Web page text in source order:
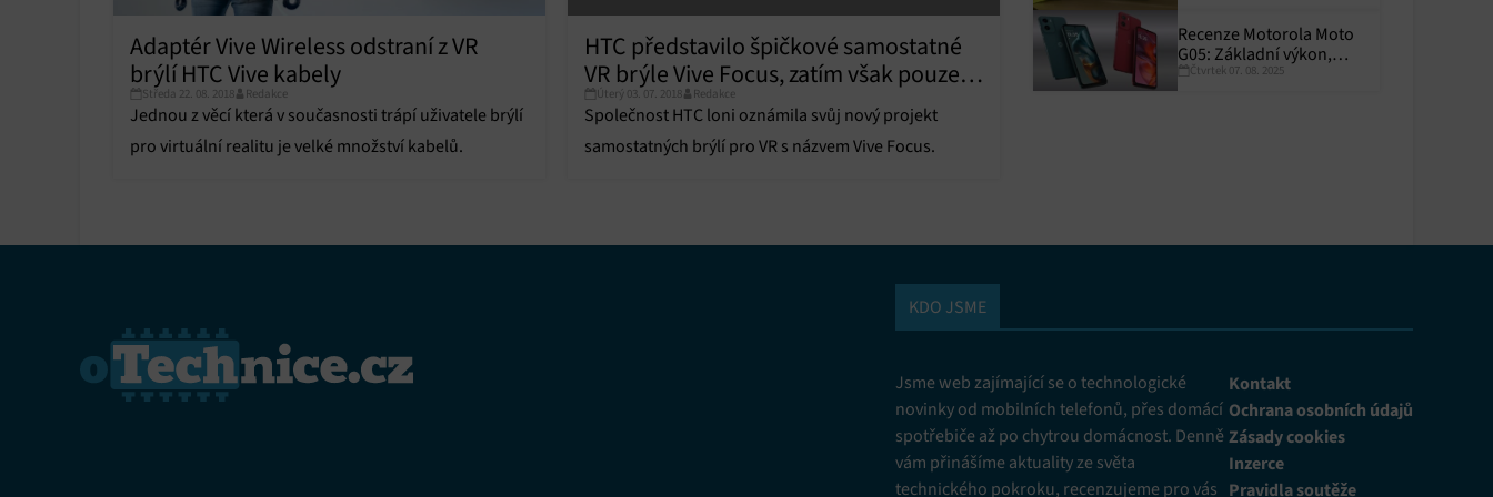
Funkce Vždy aktivní
Přiřazování a kombinování údajů z jiných zdrojů údajů, Propojení různých
zařízení, Identifikace zařízení na základě automaticky přenášených informací.
Zajištění bezpečnosti, předcházení a zjišťování podvodů a odstraňování chyb,
Adaptér Vive Wireless odstraní z VR
brýlí HTC Vive kabely
Středa 22. 08. 2018 Redakce
Jednou z věcí která v současnosti trápí uživatele brýlí
pro virtuální realitu je velké množství kabelů.
HTC představilo špičkové samostatné
VR brýle Vive Focus, zatím však pouze
pro čínský trh
Úterý 03. 07. 2018 Redakce
Společnost HTC loni oznámila svůj nový projekt
samostatných brýlí pro VR s názvem Vive Focus.
Recenze Motorola Moto
G05: Základní výkon,
skvělá výdrž
Čtvrtek 07. 08. 2025
KDO JSME
Jsme web zajímající se o technologické
novinky od mobilních telefonů, přes domácí
spotřebiče až po chytrou domácnost. Denně
vám přinášíme aktuality ze světa
technického pokroku, recenzujeme pro vás
Kontakt
Ochrana osobních údajů
Zásady cookies
Inzerce
Pravidla soutěže